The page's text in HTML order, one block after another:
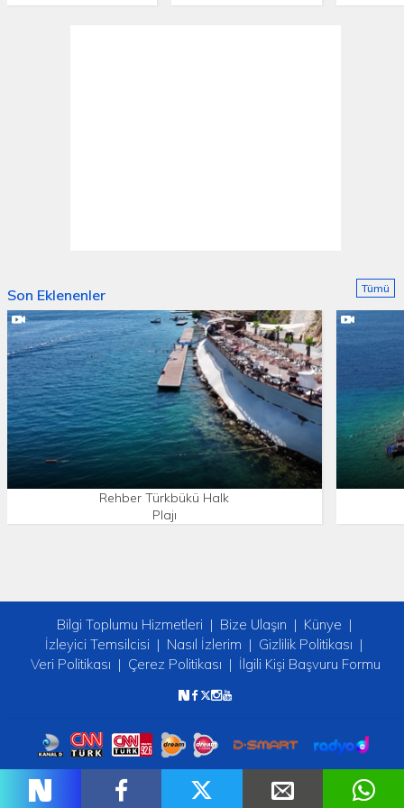
Son Eklenenler
Rehber Türkbükü Halk
Plajı
Tümü
Bilgi Toplumu Hizmetleri Bize Ulaşın
Künye
İzleyici Temsilcisi
Nasıl İzlerim
Gizlilik Politikası
Veri Politikası
Çerez Politikası İlgili Kişi Başvuru Formu